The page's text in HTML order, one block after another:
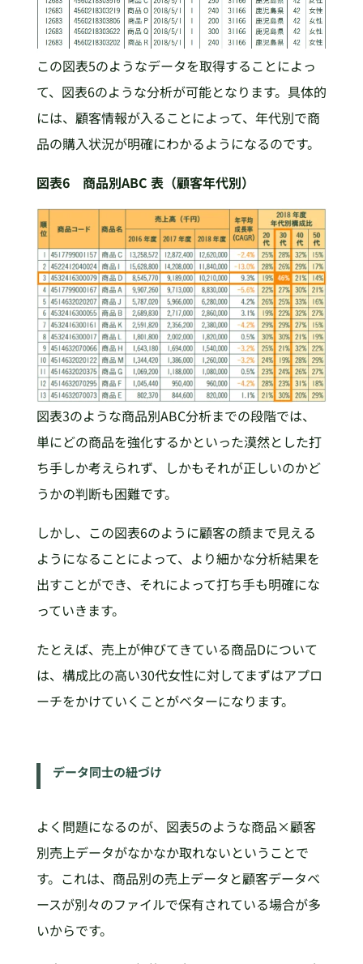
この図表5のようなデータを取得することによっ
て、図表6のような分析が可能となります。具体的
には、顧客情報が入ることによって、年代別で商
品の購入状況が明確にわかるようになるのです。
図表6 商品別ABC 表（顧客年代別）
図表3のような商品別ABC分析までの段階では、
単にどの商品を強化するかといった漠然とした打
ち手しか考えられず、しかもそれが正しいのかど
うかの判断も困難です。
しかし、この図表6のように顧客の顔まで見える
ようになることによって、より細かな分析結果を
出すことができ、それによって打ち手も明確にな
っていきます。
たとえば、売上が伸びてきている商品Dについて
は、構成比の高い30代女性に対してまずはアプロ
ーチをかけていくことがベターになります。
データ同士の紐づけ
よく問題になるのが、図表5のような商品×顧客
別売上データがなかなか取れないということで
す。これは、商品別の売上データと顧客データベ
ースが別々のファイルで保有されている場合が多
いからです。